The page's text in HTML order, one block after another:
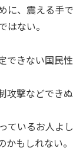
に、震える手で
ない。
できない国民性
攻撃などできぬ
ているお人よし
もしれない。